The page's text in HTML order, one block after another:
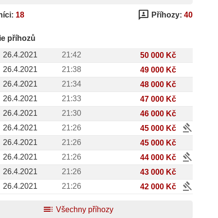
18 3p Příhozy: 40
příhozů
26.4.2021
21:42
50 000 Kč
26.4.2021
21:38
49 000 Kč
26.4.2021
21:34
48 000 Kč
26.4.2021
21:33
47 000 Kč
26.4.2021
21:30
46 000 Kč
26.4.2021
21:26 45 000 Kč gavel
26.4.2021 21:26
45 000 Kč
26.4.2021
21:26 44 000 Kč gavel
26.4.2021 21:26
43 000 Kč
26.4.2021
21:26 42 000 Kč
gavel
toc Všechny příhozy